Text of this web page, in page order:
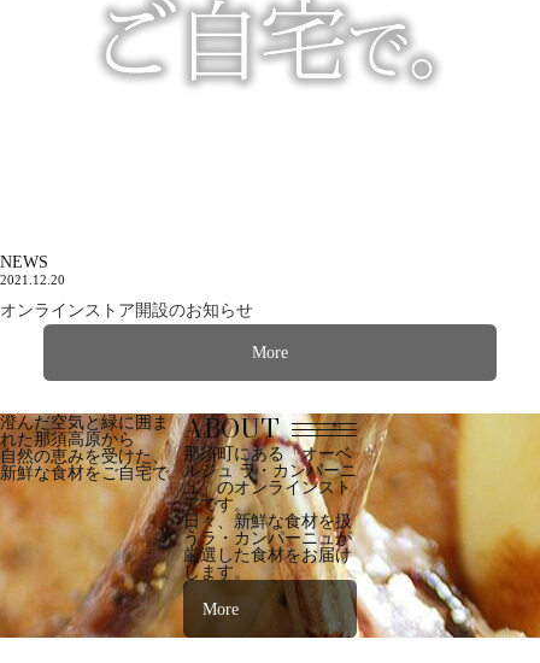
NEWS
2021.12.20
オンラインストア開設のお知らせ
More
澄んだ空気と緑に囲ま
れた那須高原から
自然の恵みを受けた、
新鮮な食材をご自宅で
ABOUT
那須町にある「オーベ
ルジュ ラ・カンパーニ
ュ」のオンラインスト
アです。
日々、新鮮な食材を扱
うラ・カンパーニュが
厳選した食材をお届け
します。
More